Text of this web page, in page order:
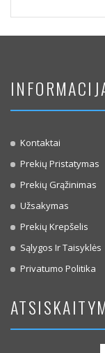
Kontaktai
Prekių Pristatymas
Prekių Grąžinimas
Užsakymas
Prekių Krepšelis
Sąlygos Ir Taisyklės
Privatumo Politika